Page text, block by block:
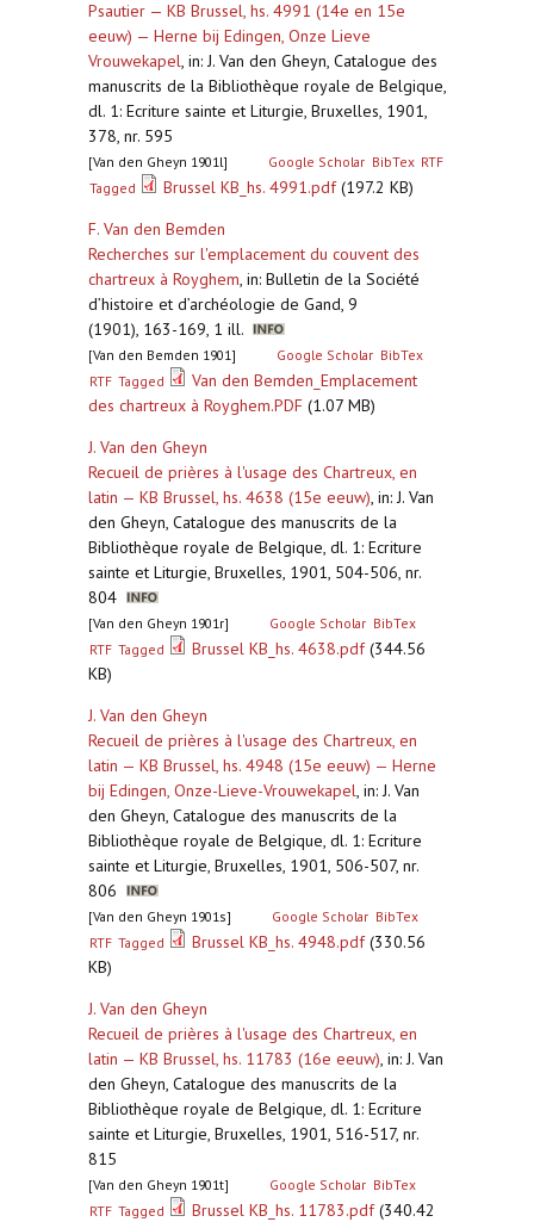
Psautier — KB Brussel, hs. 4991 (14e en 15e
eeuw) — Herne bij Edingen, Onze Lieve
Vrouwekapel, in: J. Van den Gheyn, Catalogue des
manuscrits de la Bibliothèque royale de Belgique,
dl. 1: Ecriture sainte et Liturgie, Bruxelles, 1901,
378, nr. 595
[Van den Gheyn 1901l] Google Scholar BibTex RTF
Tagged
Brussel KB_hs. 4991.pdf(197.2 KB)
F. Van den Bemden
Recherches sur l'emplacement du couvent des
chartreux à Royghem, in: Bulletin de la Société
d’histoire et d’archéologie de Gand, 9
(1901), 163-169, 1 ill.
[Van den Bemden 1901] Google Scholar BibTex
RTF Tagged
Van den Bemden_Emplacement
des chartreux à Royghem.PDF (1.07 MB)
J. Van den Gheyn
Recueil de prières à l'usage des Chartreux, en
latin — KB Brussel, hs. 4638 (15e eeuw), in: J. Van
den Gheyn, Catalogue des manuscrits de la
Bibliothèque royale de Belgique, dl. 1: Ecriture
sainte et Liturgie, Bruxelles, 1901, 504-506, nr.
804
[Van den Gheyn 1901r] Google Scholar BibTex
RTF Tagged Brussel KB_hs. 4638.pdf(344.56
KB)
J. Van den Gheyn
Recueil de prières à l'usage des Chartreux, en
latin — KB Brussel, hs. 4948 (15e eeuw) — Herne
bij Edingen, Onze-Lieve-Vrouwekapel, in: J. Van
den Gheyn, Catalogue des manuscrits de la
Bibliothèque royale de Belgique, dl. 1: Ecriture
sainte et Liturgie, Bruxelles, 1901, 506-507, nr.
806
[Van den Gheyn 1901s] Google Scholar BibTex
RTF Tagged Brussel KB_hs. 4948.pdf(330.56
KB)
J. Van den Gheyn
Recueil de prières à l'usage des Chartreux, en
latin — KB Brussel, hs. 11783 (16e eeuw), in: J. Van
den Gheyn, Catalogue des manuscrits de la
Bibliothèque royale de Belgique, dl. 1: Ecriture
sainte et Liturgie, Bruxelles, 1901, 516-517, nr.
815
[Van den Gheyn 1901t] Google Scholar BibTex
RTF Tagged Brussel KB_hs. 11783.pdf(340.42